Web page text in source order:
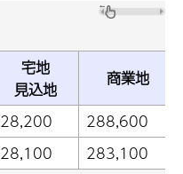
宅地
見込地
商業地
28,200
288,600
28,100 283,100